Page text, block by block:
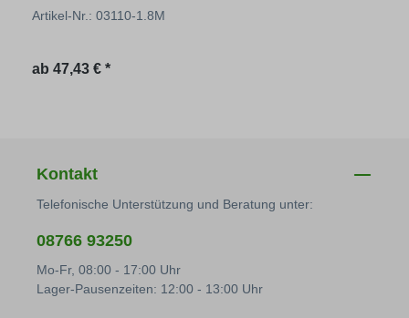
Artikel-Nr.: 03110-1.8M
Regulärer Preis:
ab 47,43 € *
Kontakt
Telefonische Unterstützung und Beratung unter:
08766 93250
Mo-Fr, 08:00 - 17:00 Uhr
Lager-Pausenzeiten: 12:00 - 13:00 Uhr